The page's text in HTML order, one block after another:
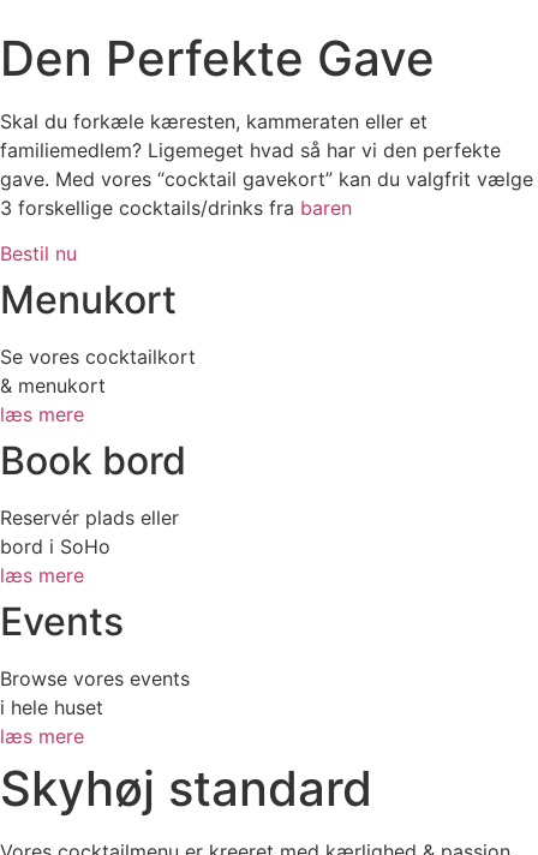
Den Perfekte Gave
Skal du forkæle kæresten, kammeraten eller et
familiemedlem? Ligemeget hvad så har vi den perfekte
gave. Med vores “cocktail gavekort” kan du valgfrit vælge
3 forskellige cocktails/drinks fra baren
Bestil nu
Menukort
Se vores cocktailkort
& menukort
læs mere
Book bord
Reservér plads eller
bord i SoHo
læs mere
Events
Browse vores events
i hele huset
læs mere
Skyhøj standard